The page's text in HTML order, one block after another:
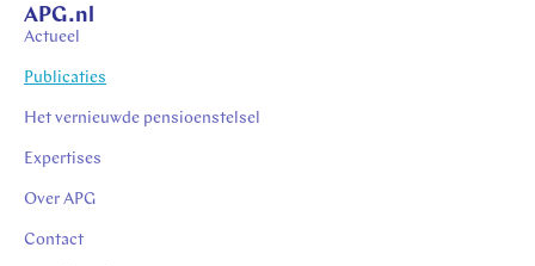
APG.nl
Actueel
Publicaties
Het vernieuwde pensioenstelsel
Expertises
Over APG
Contact